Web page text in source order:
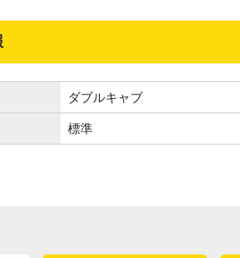
ダブルキャブ
標準